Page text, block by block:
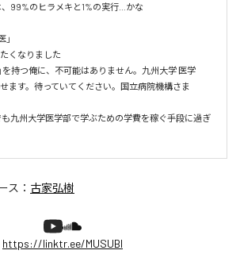
99%のヒラメキと1%の実行…かな
くなりました
を持つ俺に、不可能はありません。九州大学 医学
ます。待っていてください。国立病院機構さま
九州大学医学部で学ぶための学費を稼ぐ手段に過ぎ
ス： 古家弘樹
https://linktr.ee/MUSUBI